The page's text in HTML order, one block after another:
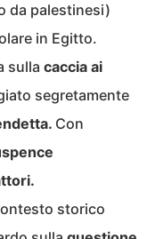
da palestinesi)
in Egitto.
sulla caccia ai
segretamente
Con
storico